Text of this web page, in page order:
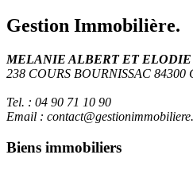
Gestion Immobilière.
MELANIE ALBERT ET
238 COURS BOURNISSAC 84300
Tel. : 04 90 71 10 90
Email :
Biens immobiliers